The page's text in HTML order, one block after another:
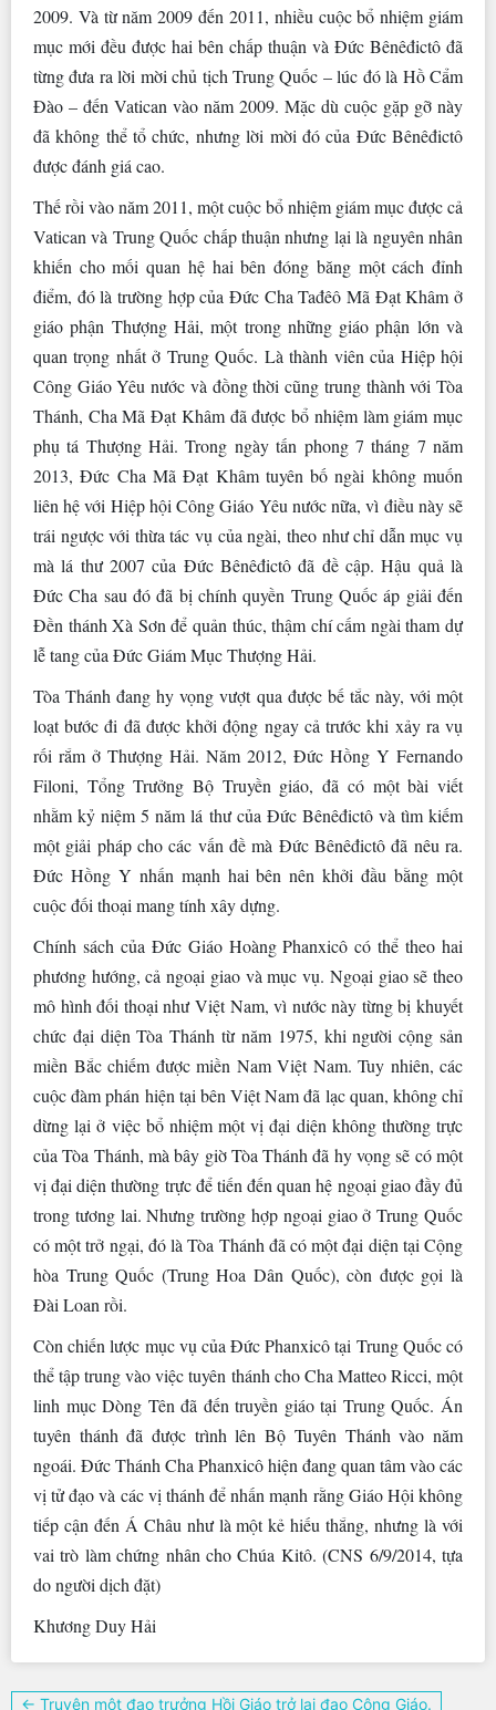
2009. Và từ năm 2009 đến 2011, nhiều cuộc bổ nhiệm giám
mục mới đều được hai bên chấp thuận và Đức Bênêđictô đã
từng đưa ra lời mời chủ tịch Trung Quốc – lúc đó là Hồ Cẩm
Đào – đến Vatican vào năm 2009. Mặc dù cuộc gặp gỡ này
đã không thể tổ chức, nhưng lời mời đó của Đức Bênêđictô
được đánh giá cao.
Thế rồi vào năm 2011, một cuộc bổ nhiệm giám mục được cả
Vatican và Trung Quốc chấp thuận nhưng lại là nguyên nhân
khiến cho mối quan hệ hai bên đóng băng một cách đỉnh
điểm, đó là trường hợp của Đức Cha Tađêô Mã Đạt Khâm ở
giáo phận Thượng Hải, một trong những giáo phận lớn và
quan trọng nhất ở Trung Quốc. Là thành viên của Hiệp hội
Công Giáo Yêu nước và đồng thời cũng trung thành với Tòa
Thánh, Cha Mã Đạt Khâm đã được bổ nhiệm làm giám mục
phụ tá Thượng Hải. Trong ngày tấn phong 7 tháng 7 năm
2013, Đức Cha Mã Đạt Khâm tuyên bố ngài không muốn
liên hệ với Hiệp hội Công Giáo Yêu nước nữa, vì điều này sẽ
trái ngược với thừa tác vụ của ngài, theo như chỉ dẫn mục vụ
mà lá thư 2007 của Đức Bênêđictô đã đề cập. Hậu quả là
Đức Cha sau đó đã bị chính quyền Trung Quốc áp giải đến
Đền thánh Xà Sơn để quản thúc, thậm chí cấm ngài tham dự
lễ tang của Đức Giám Mục Thượng Hải.
Tòa Thánh đang hy vọng vượt qua được bế tắc này, với một
loạt bước đi đã được khởi động ngay cả trước khi xảy ra vụ
rối rắm ở Thượng Hải. Năm 2012, Đức Hồng Y Fernando
Filoni, Tổng Trưởng Bộ Truyền giáo, đã có một bài viết
nhằm kỷ niệm 5 năm lá thư của Đức Bênêđictô và tìm kiếm
một giải pháp cho các vấn đề mà Đức Bênêđictô đã nêu ra.
Đức Hồng Y nhấn mạnh hai bên nên khởi đầu bằng một
cuộc đối thoại mang tính xây dựng.
Chính sách của Đức Giáo Hoàng Phanxicô có thể theo hai
phương hướng, cả ngoại giao và mục vụ. Ngoại giao sẽ theo
mô hình đối thoại như Việt Nam, vì nước này từng bị khuyết
chức đại diện Tòa Thánh từ năm 1975, khi người cộng sản
miền Bắc chiếm được miền Nam Việt Nam. Tuy nhiên, các
cuộc đàm phán hiện tại bên Việt Nam đã lạc quan, không chỉ
dừng lại ở việc bổ nhiệm một vị đại diện không thường trực
của Tòa Thánh, mà bây giờ Tòa Thánh đã hy vọng sẽ có một
vị đại diện thường trực để tiến đến quan hệ ngoại giao đầy đủ
trong tương lai. Nhưng trường hợp ngoại giao ở Trung Quốc
có một trở ngại, đó là Tòa Thánh đã có một đại diện tại Cộng
hòa Trung Quốc (Trung Hoa Dân Quốc), còn được gọi là
Đài Loan rồi.
Còn chiến lược mục vụ của Đức Phanxicô tại Trung Quốc có
thể tập trung vào việc tuyên thánh cho Cha Matteo Ricci, một
linh mục Dòng Tên đã đến truyền giáo tại Trung Quốc. Án
tuyên thánh đã được trình lên Bộ Tuyên Thánh vào năm
ngoái. Đức Thánh Cha Phanxicô hiện đang quan tâm vào các
vị tử đạo và các vị thánh để nhấn mạnh rằng Giáo Hội không
tiếp cận đến Á Châu như là một kẻ hiếu thắng, nhưng là với
vai trò làm chứng nhân cho Chúa Kitô. (CNS 6/9/2014, tựa
do người dịch đặt)
Khương Duy Hải
Điều
← Truyện một đạo trưởng Hồi Giáo trở lại đạo Công Giáo.